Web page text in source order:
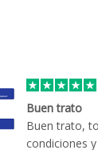
Buen trato
Buen trato,
condiciones